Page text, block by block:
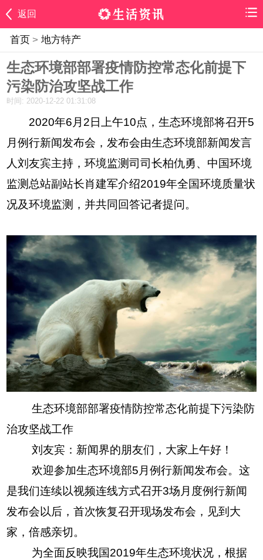
返回
首页 > 地方特产
生态环境部部署疫情防控常态化前提下
污染防治攻坚战工作
时间: 2020-12-22 01:31:08
2020年6月2日上午10点，生态环境部将召开5
月例行新闻发布会，发布会由生态环境部新闻发言
人刘友宾主持，环境监测司司长柏仇勇、中国环境
监测总站副站长肖建军介绍2019年全国环境质量状
况及环境监测，并共同回答记者提问。
生态环境部部署疫情防控常态化前提下污染防
治攻坚战工作
刘友宾：新闻界的朋友们，大家上午好！
欢迎参加生态环境部5月例行新闻发布会。这
是我们连续以视频连线方式召开3场月度例行新闻
发布会以后，首次恢复召开现场发布会，见到大
家，倍感亲切。
为全面反映我国2019年生态环境状况，根据